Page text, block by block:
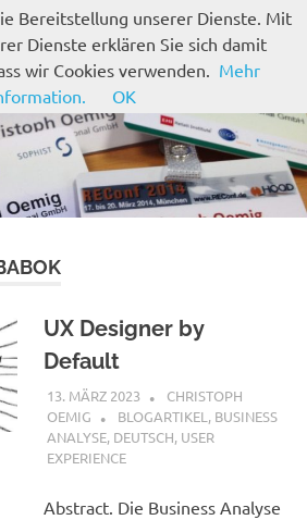
UX Designer by
Default
13. MÄRZ 2023
CHRISTOPH
OEMIG
BLOGARTIKEL , BUSINESS
ANALYSE, DEUTSCH, USER
EXPERIENCE
Abstract. Die Business Analyse
Bereitstellung unserer Dienste. Mit
Dienste erklären Sie sich damit
wir Cookies verwenden. Mehr
OK